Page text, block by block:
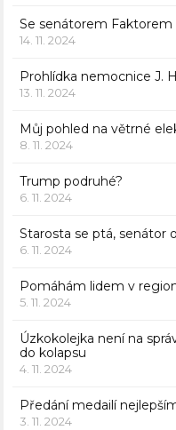
Se senátorem
14. 11. 2024
Prohlídka nemocnice J.
13. 11. 2024
Můj pohled na větrné
8. 11. 2024
Trump podruhé?
6. 11. 2024
Starosta se ptá, senátor
6. 11. 2024
Pomáhám lidem v
5. 11. 2024
Úzkokolejka není na
do kolapsu
4. 11. 2024
Předání medailí
3. 11. 2024